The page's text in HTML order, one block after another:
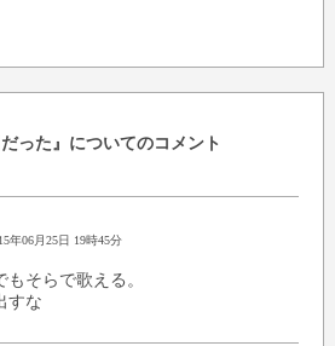
った』についてのコメント
年06月25日 19時45分
そらで歌える。
すな